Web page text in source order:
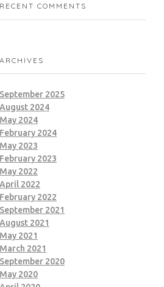
RECENT COMMENTS
ARCHIVES
September 2025
August 2024
May 2024
February 2024
May 2023
February 2023
May 2022
April 2022
February 2022
September 2021
August 2021
May 2021
March 2021
September 2020
May 2020